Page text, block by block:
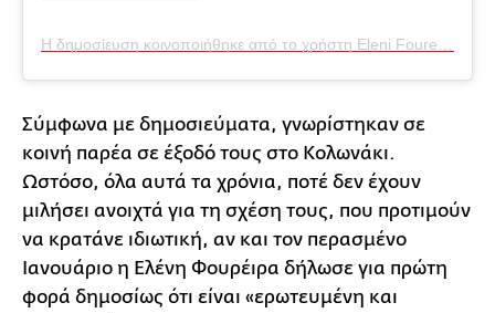
Σύμφωνα με δημοσιεύματα, γνωρίστηκαν σε
κοινή παρέα σε έξοδό τους στο Κολωνάκι.
Ωστόσο, όλα αυτά τα χρόνια, ποτέ δεν έχουν
μιλήσει ανοιχτά για τη σχέση τους, που προτιμούν
να κρατάνε ιδιωτική, αν και τον περασμένο
Ιανουάριο η Ελένη Φουρέιρα δήλωσε για πρώτη
φορά δημοσίως ότι είναι «ερωτευμένη και